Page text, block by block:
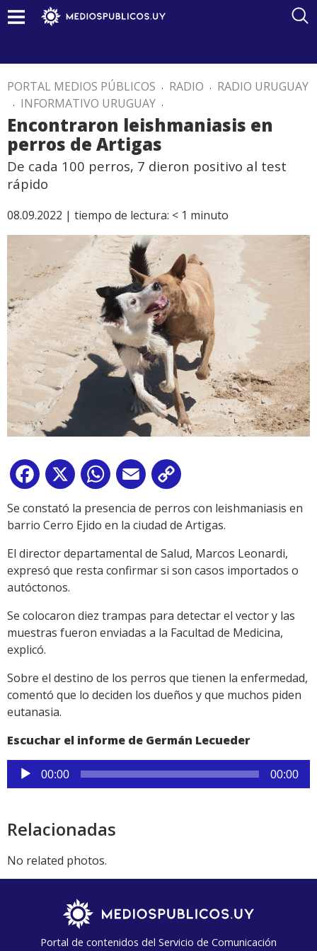
PORTAL MEDIOS PÚBLICOS . RADIO . RADIO URUGUAY
. INFORMATIVO URUGUAY .
Encontraron leishmaniasis en
perros de Artigas
De cada 100 perros, 7 dieron positivo al test
rápido
08.09.2022 | tiempo de lectura: < 1 minuto
Facebook
X WhatsApp
Email
Link
Se constató la presencia de perros con leishmaniasis en
barrio Cerro Ejido en la ciudad de Artigas.
El director departamental de Salud, Marcos Leonardi,
expresó que resta confirmar si son casos importados o
autóctonos.
Se colocaron diez trampas para detectar el vector y las
muestras fueron enviadas a la Facultad de Medicina,
explicó.
Sobre el destino de los perros que tienen la enfermedad,
comentó que lo deciden los dueños y que muchos piden
eutanasia.
Escuchar el informe de Germán Lecueder
Reproductor
de
00:00 00:00
Relacionadas
No related photos.
Portal de contenidos del Servicio de Comunicación